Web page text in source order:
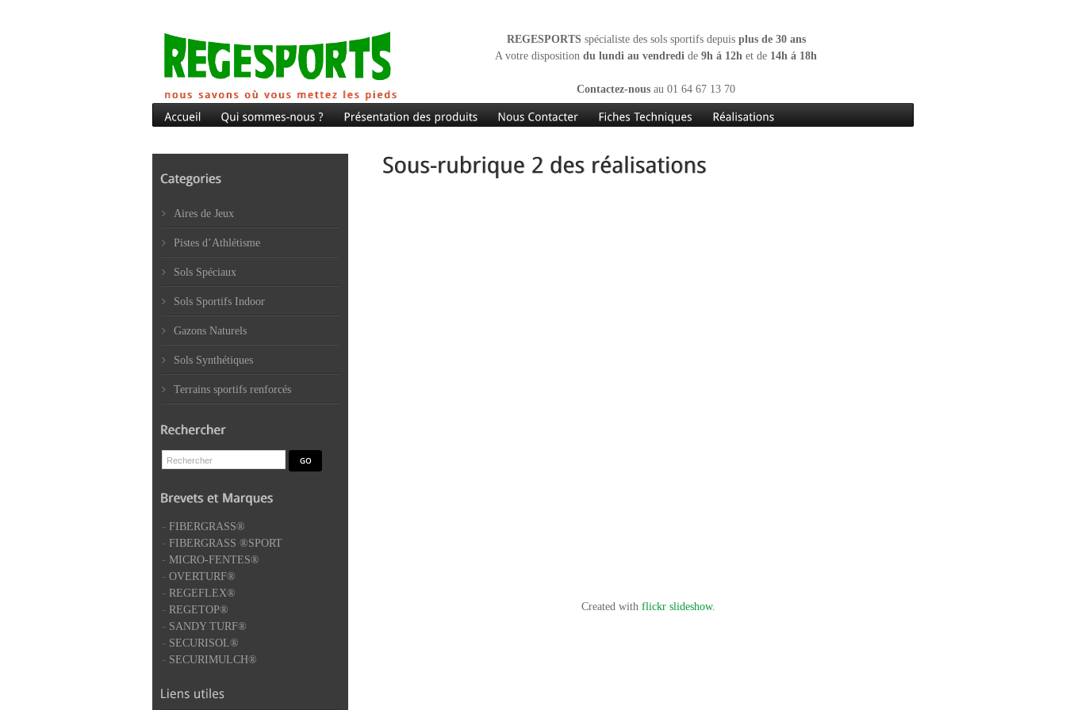
REGESPORTS spécialiste des sols sportifs depuis plus de 30 ans
A votre disposition du lundi au vendredi de 9h á 12h et de 14h á 18h
Contactez-nous au 01 64 67 13 70
Created with flickr slideshow.
Aires de Jeux
Pistes d’Athlétisme
Sols Spéciaux
Sols Sportifs Indoor
Gazons Naturels
Sols Synthétiques
Terrains sportifs renforcés
- FIBERGRASS®
- FIBERGRASS ®SPORT
- MICRO-FENTES®
- OVERTURF®
- REGEFLEX®
- REGETOP®
- SANDY TURF®
- SECURISOL®
- SECURIMULCH®